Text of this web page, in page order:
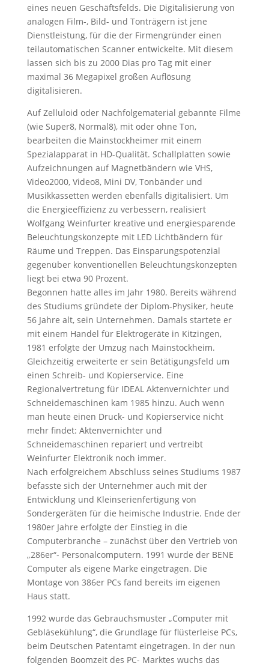
eines neuen Geschäftsfelds. Die Digitalisierung von
analogen Film-, Bild- und Tonträgern ist jene
Dienstleistung, für die der Firmengründer einen
teilautomatischen Scanner entwickelte. Mit diesem
lassen sich bis zu 2000 Dias pro Tag mit einer
maximal 36 Megapixel großen Auflösung
digitalisieren.
Auf Zelluloid oder Nachfolgematerial gebannte Filme
(wie Super8, Normal8), mit oder ohne Ton,
bearbeiten die Mainstockheimer mit einem
Spezialapparat in HD-Qualität. Schallplatten sowie
Aufzeichnungen auf Magnetbändern wie VHS,
Video2000, Video8, Mini DV, Tonbänder und
Musikkassetten werden ebenfalls digitalisiert. Um
die Energieeffizienz zu verbessern, realisiert
Wolfgang Weinfurter kreative und energiesparende
Beleuchtungskonzepte mit LED Lichtbändern für
Räume und Treppen. Das Einsparungspotenzial
gegenüber konventionellen Beleuchtungskonzepten
liegt bei etwa 90 Prozent.
Begonnen hatte alles im Jahr 1980. Bereits während
des Studiums gründete der Diplom-Physiker, heute
56 Jahre alt, sein Unternehmen. Damals startete er
mit einem Handel für Elektrogeräte in Kitzingen,
1981 erfolgte der Umzug nach Mainstockheim.
Gleichzeitig erweiterte er sein Betätigungsfeld um
einen Schreib- und Kopierservice. Eine
Regionalvertretung für IDEAL Aktenvernichter und
Schneidemaschinen kam 1985 hinzu. Auch wenn
man heute einen Druck- und Kopierservice nicht
mehr findet: Aktenvernichter und
Schneidemaschinen repariert und vertreibt
Weinfurter Elektronik noch immer.
Nach erfolgreichem Abschluss seines Studiums 1987
befasste sich der Unternehmer auch mit der
Entwicklung und Kleinserienfertigung von
Sondergeräten für die heimische Industrie. Ende der
1980er Jahre erfolgte der Einstieg in die
Computerbranche – zunächst über den Vertrieb von
„286er“- Personalcomputern. 1991 wurde der BENE
Computer als eigene Marke eingetragen. Die
Montage von 386er PCs fand bereits im eigenen
Haus statt.
1992 wurde das Gebrauchsmuster „Computer mit
Gebläsekühlung“, die Grundlage für flüsterleise PCs,
beim Deutschen Patentamt eingetragen. In der nun
folgenden Boomzeit des PC- Marktes wuchs das